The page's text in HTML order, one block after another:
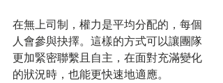
在無上司制，權力是平均分配的，每個
人會參與抉擇。這樣的方式可以讓團隊
更加緊密聯繫且自主，在面對充滿變化
的狀況時，也能更快速地適應。